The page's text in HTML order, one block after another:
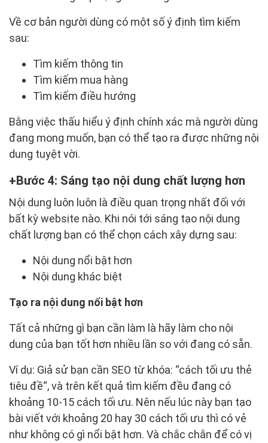
Về cơ bản người dùng có một số ý định tìm kiếm
sau:
Tìm kiếm thông tin
Tìm kiếm mua hàng
Tìm kiếm điều hướng
Bằng việc thấu hiểu ý định chính xác mà người dùng
đang mong muốn, bạn có thể tạo ra được những nội
dung tuyệt vời.
Bước 4: Sáng tạo nội dung chất lượng hơn
Nội dung luôn luôn là điều quan trọng nhất đối với
bất kỳ website nào. Khi nói tới sáng tạo nội dung
chất lượng bạn có thể chọn cách xây dựng sau:
Nội dung nổi bật hơn
Nội dung khác biệt
Tạo ra nội dung nổi bật hơn
Tất cả những gì bạn cần làm là hãy làm cho nội
dung của bạn tốt hơn nhiều lần so với đang có sẵn.
Ví dụ: Giả sử bạn cần SEO từ khóa: “cách tối ưu thẻ
tiêu đề“, và trên kết quả tìm kiếm đều đang có
khoảng 10-15 cách tối ưu. Nên nếu lúc này bạn tạo
bài viết với khoảng 20 hay 30 cách tối ưu thì có vẻ
như không có gì nổi bật hơn. Và chắc chắn để có vị